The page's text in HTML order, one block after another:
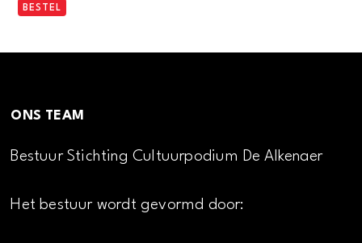
BESTEL
ONS TEAM
Bestuur Stichting Cultuurpodium De Alkenaer
Het bestuur wordt gevormd door: